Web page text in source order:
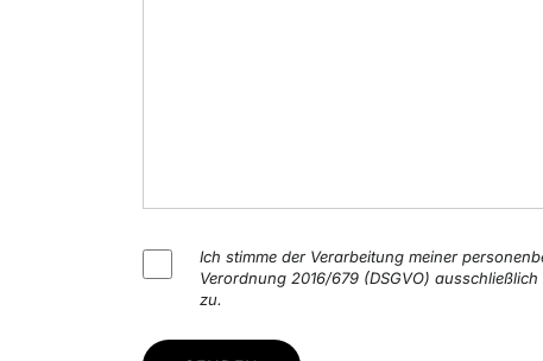
Ich stimme der Verarbeitung meiner
Verordnung 2016/679 (DSGVO)
zu.